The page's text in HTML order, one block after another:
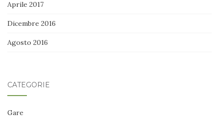
Aprile 2017
Dicembre 2016
Agosto 2016
CATEGORIE
Gare